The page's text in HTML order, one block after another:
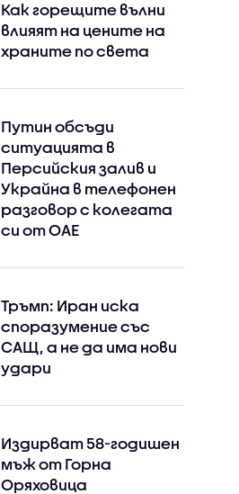
Как горещите вълни
влияят на цените на
храните по света
Путин обсъди
ситуацията в
Персийския залив и
Украйна в телефонен
разговор с колегата
си от ОАЕ
Тръмп: Иран иска
споразумение със
САЩ, а не да има нови
удари
Издирват 58-годишен
мъж от Горна
Оряховица